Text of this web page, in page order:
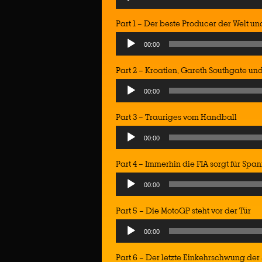
Player
Part 1 – Der beste Producer der Welt
Audio
Player
00:00
Part 2 – Kroatien, Gareth Southgate
Audio
Player
00:00
Part 3 – Trauriges vom Handball
Audio
Player
00:00
Part 4 – Immerhin die FIA sorgt für
Audio
Player
00:00
Part 5 – Die MotoGP steht vor der Tür
Audio
Player
00:00
Part 6 – Der letzte Einkehrschwung der